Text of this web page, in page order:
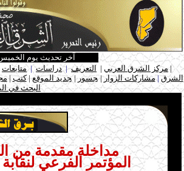
آخر تحديث يوم الخميس 06 - 05 -
ـ|مركز الشرق العربي | التعريف|دراسات|متابعات
الشرق | مشاركات الزوار|ـجسور|ـجديد الموقع|كتب|
البحث في
مداخلة مقدمة من
المؤتمر الفرعي لنقابة